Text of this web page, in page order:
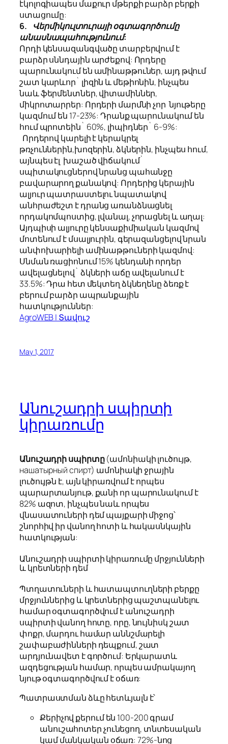
էկոլոգիապես մաքուր մթերքի բարձր բերքի
ստացումը:
6. Վերմիկուլտուրայի օգտագործումը
անասնապահությունում:
Որդի կենսազանգվածը տարբերվում է
բարձր սննդային արժեքով: Որդերը
պարունակում են ամինաթթուներ, այդ թվում
շատ կարևոր` լիզին և մեթիոնին, ինչպես
նաև ֆերմենտներ, վիտամիններ,
միկրոտարրեր: Որդերի մարմնի չորնյութերը
կազմում են 17-23%: Դրանք պարունակում են
հում պրոտեին` 60%, լիպիդներ` 6-9%:
Որդերով կարելի է կերակրել
թռչուններին,խոզերին, ձկներին, ինչպես հում,
այնպես էլ խաշած վիճակում`
սպիտակուցներով նրանց պահանջը
բավարարող քանակով: Որդերից կերային
ալյուր պատրաստելու նպատակով
անհրաժեշտ է դրանց առանձնացնել
որդակոմպոստից, լվանալ, չորացնել և աղալ:
Այդպիսի ալյուրը կենսաքիմիական կազմով
մոտենում է մսալյուրին, գերազանցելով նրան
անփոխարիելի ամինաթթուների կազմով:
Սնման ռացիոնում 15% կենդանի որդեր
ավելացնելով` ձկների աճը ավելանում է
33.5%: Դրա հետ մեկտեղ ձկնեղենը ձեռք է
բերում բարձր ապրանքային
հատկություններ:
AgroWEB | Տավուշ
May 1, 2017
Անուշադրի սպիրտի
կիրառումը
Անուշադրի սպիրտը(ամոնիակի լուծույթ,
нашатырный спирт) ամոնիակի ջրային
լուծույթն է, այն կիրառվում է որպես
պարարտանյութ, քանի որ պարունակում է
82% ազոտ, ինչպես նաև որպես
վնասատուների դեմ պայքարի միջոց՝
շնորհիվ իր վանող հոտի և հակասնկային
հատկության:
Անուշադրի սպիրտի կիրառումը մրջյունների
և կրետների դեմ
Պտղատուների և հատապտուղների բերքը
մրջյուններից և կրետներից պաշտպանելու
համար օգտագործվում է անուշադրի
սպիրտի վանող հոտը, որը, նույնիսկ շատ
փոքր, մարդու համար աննշմարելի
շափաբաժինների դեպքում, շատ
արդյունավետ է գործում: Երկարատև
ազդեցության համար, որպես ամրակայող
նյութ օգտագործվում է օճառ:
Պատրաստման ձևը հետևյալն է՝
Քերիչով քերում են 100-200 գրամ
անուշահոտեր չունեցող, տնտեսական
կամ մանկական օճառ: 72%-նոց